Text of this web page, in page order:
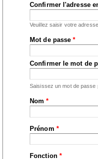
Confirmer l'adresse
Veuillez saisir votre
Mot de passe*
Confirmer le mot de
Saisissez un mot de passe
Nom*
Prénom *
Fonction *